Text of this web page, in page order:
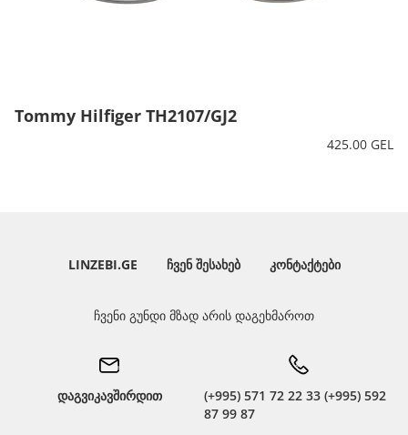
Tommy Hilfiger TH2107/GJ2
425.00 GEL
LINZEBI.GE ᲩᲕᲔᲜ ᲨᲔᲡᲐᲮᲔᲑ ᲙᲝᲜᲢᲐᲥᲢᲔᲑᲘ
ჩვენი გუნდი მზად არის დაგეხმაროთ
დაგვიკავშირდით
(+995) 571 72 22 33 (+995) 592
87 99 87